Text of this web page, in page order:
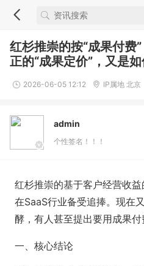
红杉推崇的按“成果付费
正的“成果定价”，又是
2026-06-05 12:12 IP属地 北京
admin
个性签名！！！
红杉推崇的基于客户经营收
在SaaS行业备受追捧。现在
酵，有人甚至提出要用成果付
一、核心结论